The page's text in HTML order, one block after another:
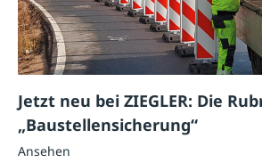
Jetzt neu bei ZIEGLER: Die
„Baustellensicherung“
Ansehen